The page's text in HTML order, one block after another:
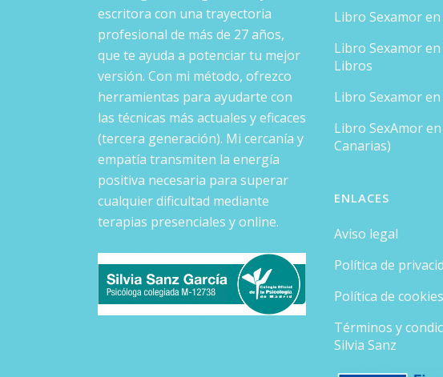
escritora con una trayectoria
profesional de más de 27 años,
que te ayuda a potenciar tu mejor
versión. Con mi método, ofrezco
herramientas para ayudarte con
las técnicas más actuales y eficaces
(tercera generación). Mi cercanía y
empatía transmiten la energía
positiva necesaria para superar
cualquier dificultad mediante
terapias presenciales y online.
Libro Sexamor en
Libro Sexamor
Libros
Libro Sexamor
Libro SexAmor
Canarias)
ENLACES
Aviso legal
Política de
Política de cookies
Términos y
Silvia Sanz